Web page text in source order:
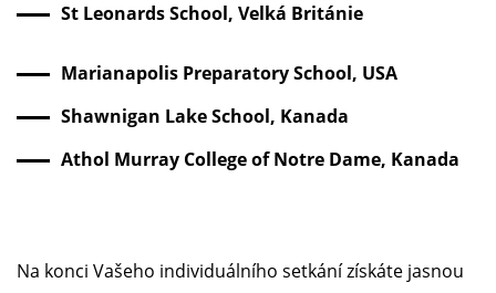
St Leonards School, Velká Británie
Marianapolis Preparatory School, USA
Shawnigan Lake School, Kanada
Athol Murray College of Notre Dame, Kanada
Na konci Vašeho individuálního setkání získáte jasnou